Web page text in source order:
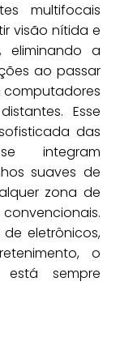
multifocais
visão nítida e
eliminando a
ao passar
computadores
Esse
das
integram
suaves de
zona de
eletrônicos,
o
sempre